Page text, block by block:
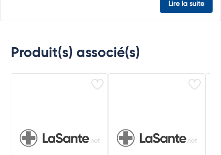
Lire la suite
Produit(s) associé(s)